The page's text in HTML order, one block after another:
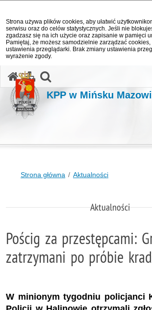
Strona używa plików cookies, aby ułatwić
serwisu oraz do celów statystycznych. Jeśli nie
zgadzasz się na ich użycie oraz zapisanie w pamięci
Pamiętaj, że możesz samodzielnie zarządzać
ustawienia przeglądarki. Brak zmiany ustawienia
wyrażenie zgody.
KPP w Mińsku
Strona główna Aktualności
Aktualności
Pościg za przestępcami:
zatrzymani po próbie
W minionym tygodniu policjanci